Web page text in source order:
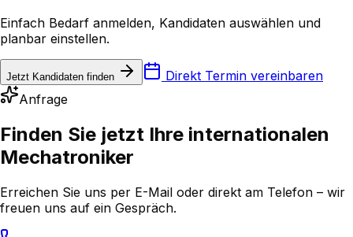
Einfach Bedarf anmelden, Kandidaten auswählen und
planbar einstellen.
Jetzt Kandidaten finden
Direkt Termin vereinbaren
Anfrage
Finden Sie jetzt Ihre internationalen
Mechatroniker
Erreichen Sie uns per E-Mail oder direkt am Telefon – wir
freuen uns auf ein Gespräch.